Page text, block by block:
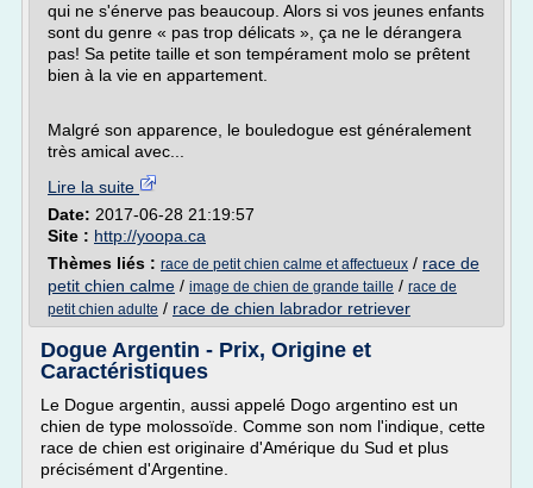
qui ne s'énerve pas beaucoup. Alors si vos jeunes enfants
sont du genre « pas trop délicats », ça ne le dérangera
pas! Sa petite taille et son tempérament molo se prêtent
bien à la vie en appartement.
Malgré son apparence, le bouledogue est généralement
très amical avec...
Lire la suite
Date: 2017-06-28 21:19:57
Site : http://yoopa.ca
Thèmes liés : race de petit chien calme et affectueux / race de
petit chien calme / image de chien de grande taille / race de
petit chien adulte / race de chien labrador retriever
Dogue Argentin - Prix, Origine et
Caractéristiques
Le Dogue argentin, aussi appelé Dogo argentino est un
chien de type molossoïde. Comme son nom l'indique, cette
race de chien est originaire d'Amérique du Sud et plus
précisément d'Argentine.